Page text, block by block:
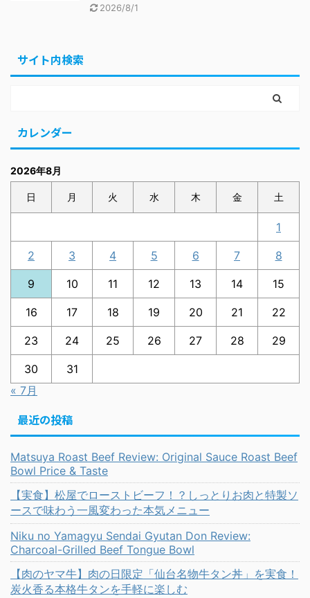
2026/8/1
サイト内検索
カレンダー
2026年8月
日 月 火 水 木 金 土
1
2 3 4 5 6 7 8
9 10 11 12 13 14 15
16 17 18 19 20 21 22
23 24 25 26 27 28 29
30
31
« 7月
最近の投稿
Matsuya Roast Beef Review: Original Sauce Roast Beef
Bowl Price & Taste
【実食】松屋でローストビーフ！？しっとりお肉と特製ソ
ースで味わう一風変わった本気メニュー
Niku no Yamagyu Sendai Gyutan Don Review:
Charcoal-Grilled Beef Tongue Bowl
【肉のヤマ牛】肉の日限定「仙台名物牛タン丼」を実食！
炭火香る本格牛タンを手軽に楽しむ